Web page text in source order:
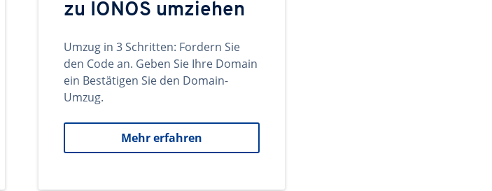
zu IONOS umziehen
Umzug in 3 Schritten: Fordern Sie
den Code an. Geben Sie Ihre Domain
ein Bestätigen Sie den Domain-
Umzug.
Mehr erfahren